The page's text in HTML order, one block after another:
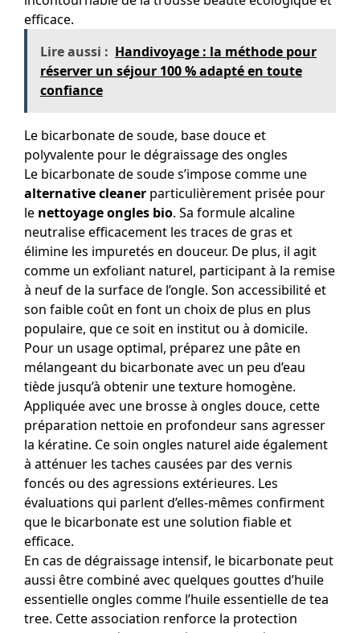
efficace.
Lire aussi : Handivoyage : la méthode pour
réserver un séjour 100 % adapté en toute
confiance
Le bicarbonate de soude, base douce et
polyvalente pour le dégraissage des ongles
Le bicarbonate de soude s’impose comme une
alternative cleaner particulièrement prisée pour
le nettoyage ongles bio. Sa formule alcaline
neutralise efficacement les traces de gras et
élimine les impuretés en douceur. De plus, il agit
comme un exfoliant naturel, participant à la remise
à neuf de la surface de l’ongle. Son accessibilité et
son faible coût en font un choix de plus en plus
populaire, que ce soit en institut ou à domicile.
Pour un usage optimal, préparez une pâte en
mélangeant du bicarbonate avec un peu d’eau
tiède jusqu’à obtenir une texture homogène.
Appliquée avec une brosse à ongles douce, cette
préparation nettoie en profondeur sans agresser
la kératine. Ce soin ongles naturel aide également
à atténuer les taches causées par des vernis
foncés ou des agressions extérieures. Les
évaluations qui parlent d’elles-mêmes confirment
que le bicarbonate est une solution fiable et
efficace.
En cas de dégraissage intensif, le bicarbonate peut
aussi être combiné avec quelques gouttes d’huile
essentielle ongles comme l’huile essentielle de tea
tree. Cette association renforce la protection